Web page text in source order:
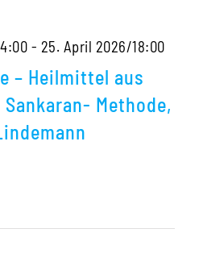
– Heilmittel aus
Sankaran- Methode,
- 25. April 2026/18:00